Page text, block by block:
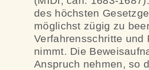
des höchsten
möglichst zügig zu
Verfahrensschritte und
nimmt. Die
Anspruch nehmen, so